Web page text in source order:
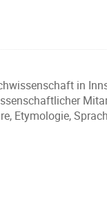
in
Etymologie,